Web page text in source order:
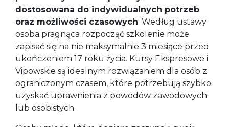
dostosowana do indywidualnych potrzeb
oraz możliwości czasowych. Według ustawy
osoba pragnąca rozpocząć szkolenie może
zapisać się na nie maksymalnie 3 miesiące przed
ukończeniem 17 roku życia. Kursy Ekspresowe i
Vipowskie są idealnym rozwiązaniem dla osób z
ograniczonym czasem, które potrzebują szybko
uzyskać uprawnienia z powodów zawodowych
lub osobistych.